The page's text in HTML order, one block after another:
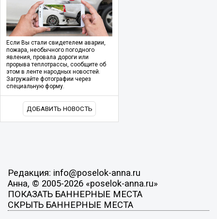
Если Вы стали свидетелем аварии,
пожара, необычного погодного
явления, провала дороги или
прорыва теплотрассы, сообщите об
этом в ленте народных новостей.
Загружайте фотографии через
специальную форму.
ДОБАВИТЬ НОВОСТЬ
Редакция: info@poselok-anna.ru
Анна, © 2005-2026 «poselok-anna.ru»
ПОКАЗАТЬ БАННЕРНЫЕ МЕСТА
СКРЫТЬ БАННЕРНЫЕ МЕСТА